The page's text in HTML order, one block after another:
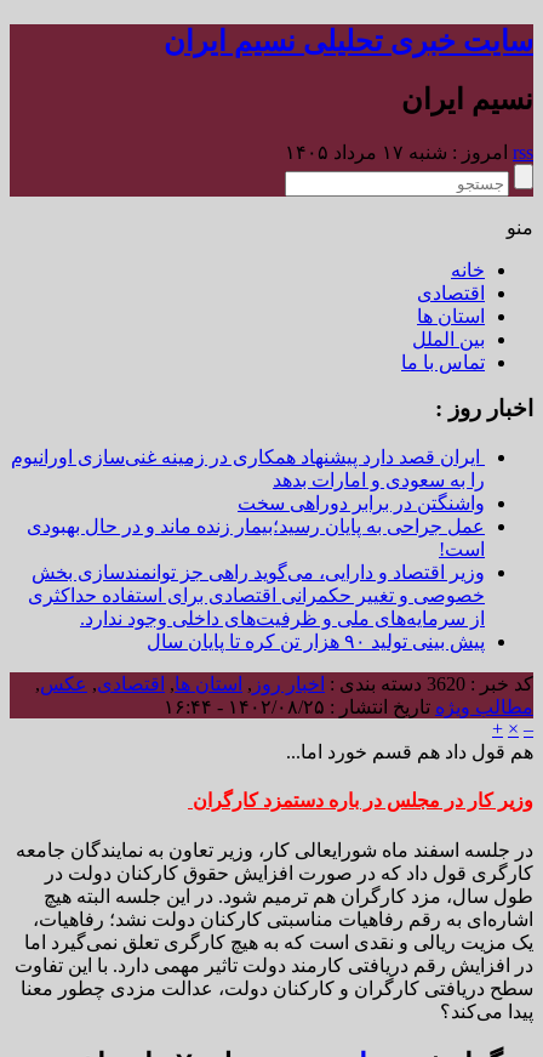
سایت خبری تحلیلی نسیم ایران
نسیم ایران
rss امروز : شنبه ۱۷ مرداد ۱۴۰۵
منو
خانه
اقتصادی
استان ها
بین الملل
تماس با ما
اخبار روز :
ایران قصد دارد پیشنهاد همکاری در زمینه غنی‌سازی اورانیوم
را به سعودی و امارات بدهد
واشنگتن در برابر دوراهی سخت
عمل جراحی به پایان رسید؛بیمار زنده ماند و در حال بهبودی
است!
وزیر اقتصاد و دارایی، می‌گوید راهی جز توانمندسازی بخش
خصوصی و تغییر حکمرانی اقتصادی برای استفاده حداکثری
از سرمایه‌های ملی و ظرفیت‌های داخلی وجود ندارد.
پیش بینی تولید ۹۰ هزار تن کره تا پایان سال
کد خبر : 3620 دسته بندی : اخبار روز , استان ها, اقتصادی, عکس,
مطالب ویژه تاریخ انتشار : ۱۴۰۲/۰۸/۲۵ - ۱۶:۴۴
–
×
+
هم قول داد هم قسم خورد اما...
وزیر کار در مجلس در باره دستمزد کارگران
در جلسه اسفند ماه شورایعالی کار، وزیر تعاون به نمایندگان جامعه
کارگری قول داد که در صورت افزایش حقوق کارکنان دولت در
طول سال، مزد کارگران هم ترمیم شود. در این جلسه البته هیچ
اشاره‌ای به رقم رفاهیات مناسبتی کارکنان دولت نشد؛ رفاهیات،
یک مزیت ریالی و نقدی است که به هیچ کارگری تعلق نمی‌گیرد اما
در افزایش رقم دریافتی کارمند دولت تاثیر مهمی دارد. با این تفاوت
سطح دریافتی کارگران و کارکنان دولت، عدالت مزدی چطور معنا
پیدا می‌کند؟